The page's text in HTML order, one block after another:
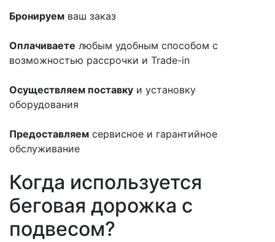
Бронируем ваш заказ
Оплачиваете любым удобным способом с
возможностью рассрочки и Trade-in
Осуществляем поставку и установку
оборудования
Предоставляем сервисное и гарантийное
обслуживание
Когда используется
беговая дорожка с
подвесом?